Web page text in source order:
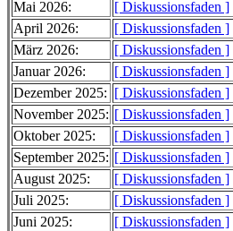
Mai 2026:
[ Diskussionsfaden ]
April 2026:
[ Diskussionsfaden ]
März 2026:
[ Diskussionsfaden ]
Januar 2026:
[ Diskussionsfaden ]
Dezember 2025: [ Diskussionsfaden ]
November 2025: [ Diskussionsfaden ]
Oktober 2025:
[ Diskussionsfaden ]
September 2025: [ Diskussionsfaden ]
August 2025:
[ Diskussionsfaden ]
Juli 2025:
[ Diskussionsfaden ]
Juni 2025:
[ Diskussionsfaden ]